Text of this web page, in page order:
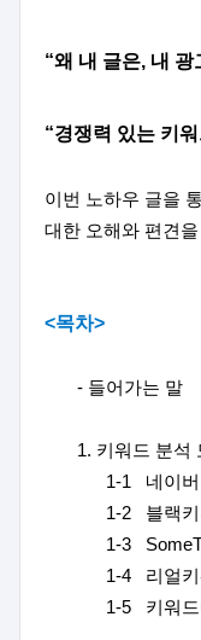
“왜 내 글은, 내 광
“경쟁력 있는 키워
이번 노하우 글을
대한 오해와 편견
<목차>
- 들어가는 말
1. 키워드 분석
1-1
네이
1-2
블랙키
1-3
1-4
리얼
1-5
키워